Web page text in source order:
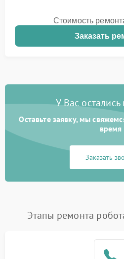
Заказать
Стоимость
У Вас
Оставьте заявку, мы
время
Заказать
Этапы ремонта